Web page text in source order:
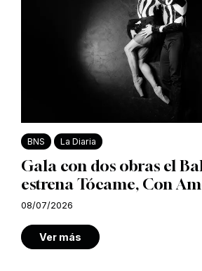
BNS La Diaria
Gala con dos obras el
estrena Tócame, Con
08/07/2026
Ver más